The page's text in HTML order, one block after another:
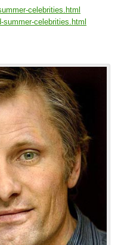
celebrities.html
celebrities.html